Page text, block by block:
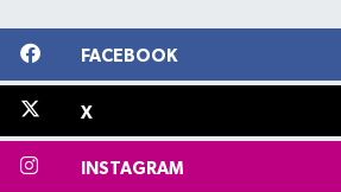
FACEBOOK
X
INSTAGRAM